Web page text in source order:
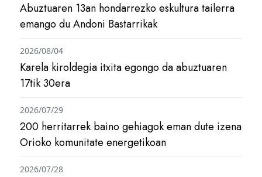
Abuztuaren 13an hondarrezko eskultura tailerra
emango du Andoni Bastarrikak
Karela kiroldegia itxita egongo da abuztuaren
17tik 30era
2026/08/04
200 herritarrek baino gehiagok eman dute izena
Orioko komunitate energetikoan
2026/07/29
2026/07/28